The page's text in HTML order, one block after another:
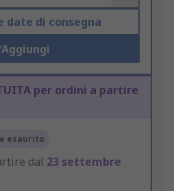
date di consegna
Aggiungi
per ordini a partire
esaurito
dal 23 settembre